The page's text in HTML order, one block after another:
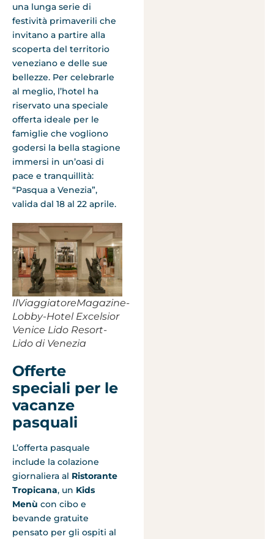
una lunga serie di
festività primaverili che
invitano a partire alla
scoperta del territorio
veneziano e delle sue
bellezze. Per celebrarle
al meglio, l’hotel ha
riservato una speciale
offerta ideale per le
famiglie che vogliono
godersi la bella stagione
immersi in un’oasi di
pace e tranquillità:
“Pasqua a Venezia”,
valida dal 18 al 22 aprile.
IlViaggiatoreMagazine-
Lobby-Hotel Excelsior
Venice Lido Resort-
Lido di Venezia
Offerte
speciali per le
vacanze
pasquali
L’offerta pasquale
include la colazione
giornaliera al Ristorante
Tropicana, un Kids
Menù con cibo e
bevande gratuite
pensato per gli ospiti al